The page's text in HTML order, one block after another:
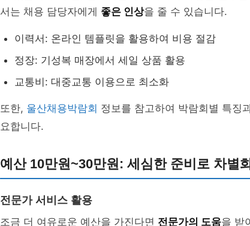
서는 채용 담당자에게 좋은 인상을 줄 수 있습니다.
이력서: 온라인 템플릿을 활용하여 비용 절감
정장: 기성복 매장에서 세일 상품 활용
교통비: 대중교통 이용으로 최소화
또한, 울산채용박람회 정보를 참고하여 박람회별 특징
요합니다.
예산 10만원~30만원: 세심한 준비로 차별
전문가 서비스 활용
조금 더 여유로운 예산을 가진다면 전문가의 도움을 받